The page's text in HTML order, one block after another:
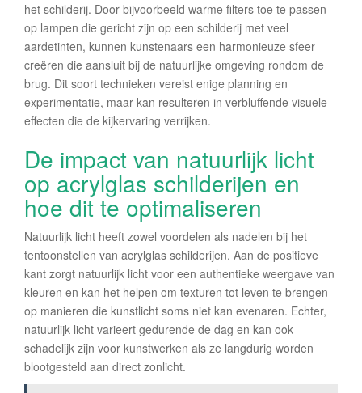
het schilderij. Door bijvoorbeeld warme filters toe te passen
op lampen die gericht zijn op een schilderij met veel
aardetinten, kunnen kunstenaars een harmonieuze sfeer
creëren die aansluit bij de natuurlijke omgeving rondom de
brug. Dit soort technieken vereist enige planning en
experimentatie, maar kan resulteren in verbluffende visuele
effecten die de kijkervaring verrijken.
De impact van natuurlijk licht
op acrylglas schilderijen en
hoe dit te optimaliseren
Natuurlijk licht heeft zowel voordelen als nadelen bij het
tentoonstellen van acrylglas schilderijen. Aan de positieve
kant zorgt natuurlijk licht voor een authentieke weergave van
kleuren en kan het helpen om texturen tot leven te brengen
op manieren die kunstlicht soms niet kan evenaren. Echter,
natuurlijk licht varieert gedurende de dag en kan ook
schadelijk zijn voor kunstwerken als ze langdurig worden
blootgesteld aan direct zonlicht.